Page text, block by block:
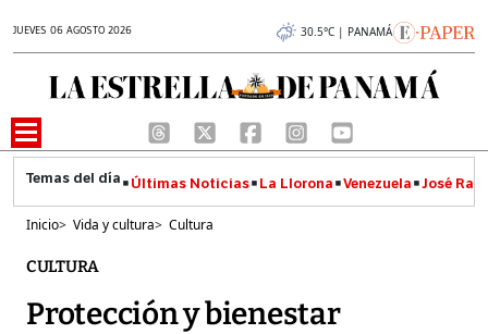
JUEVES 06 AGOSTO 2026 30.5°C | PANAMÁ
Últimas Noticias La Llorona Venezuela José
Inicio> Vida y cultura> Cultura
CULTURA
Protección y bienestar